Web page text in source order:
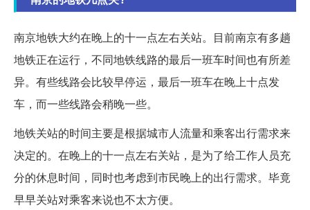
南京地铁大约在晚上的十一点左右关站。目前南京有多趟
地铁正在运行，不同地铁线路的最后一班车时间也有所差
异。有些线路会比较早停运，最后一班车在晚上十点发
车，而一些线路会稍晚一些。
地铁关站的时间主要是根据城市人流量和乘客出行需求来
决定的。在晚上的十一点左右关站，是为了给工作人员充
分的休息时间，同时也考虑到市民晚上的出行需求。毕竟
早早关站对乘客来说也不太方便。